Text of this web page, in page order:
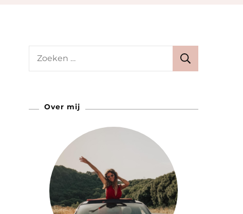
Zoeken
Over mij